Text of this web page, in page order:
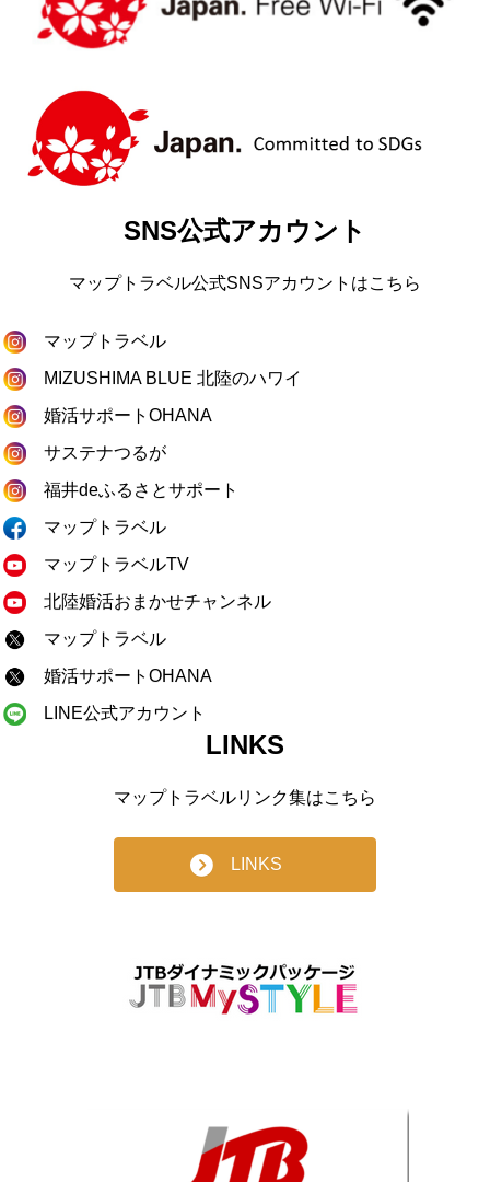
SNS公式アカウント
マップトラベル公式SNSアカウントはこちら
マップトラベル
MIZUSHIMA BLUE 北陸のハワイ
婚活サポートOHANA
サステナつるが
福井deふるさとサポート
マップトラベル
マップトラベルTV
北陸婚活おまかせチャンネル
マップトラベル
婚活サポートOHANA
LINE公式アカウント
LINKS
マップトラベルリンク集はこちら
LINKS